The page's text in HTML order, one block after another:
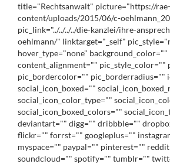
title="Rechtsanwalt" picture="https://
content/uploads/2015/06/c-
pic_link="../../../../die-kanzlei/ihre-
oehlmann/" linktarget="_self"
hover_type="none" background_color=""
content_alignment="" pic_style_color=""
pic_bordercolor="" pic_borderradius=""
social_icon_boxed=""
social_icon_color_type=""
social_icon_boxed_colors=""
deviantart="" digg="" dribbble=""
flickr="" forrst="" googleplus=""
myspace="" paypal="" pinterest=""
soundcloud="" spotify="" tumblr=""